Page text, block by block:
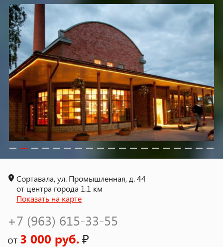
Сортавала, ул. Промышленная, д. 44
от центра города 1.1 км
Показать на карте
+7 (963) 615-33-55
от 3 000 руб.₽